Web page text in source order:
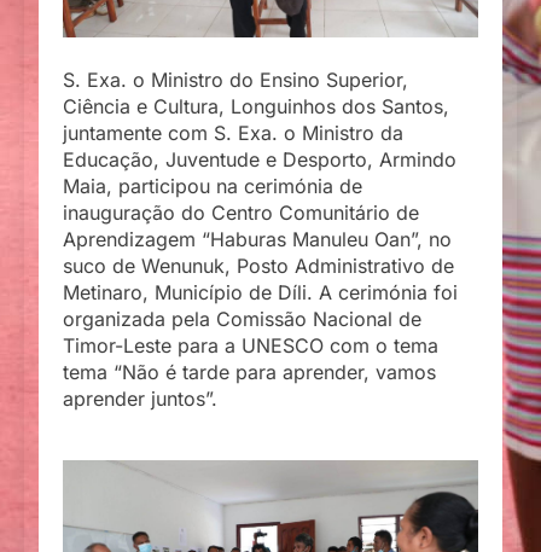
S. Exa. o Ministro do Ensino Superior,
Ciência e Cultura, Longuinhos dos Santos,
juntamente com S. Exa. o Ministro da
Educação, Juventude e Desporto, Armindo
Maia, participou na cerimónia de
inauguração do Centro Comunitário de
Aprendizagem “Haburas Manuleu Oan”, no
suco de Wenunuk, Posto Administrativo de
Metinaro, Município de Díli. A cerimónia foi
organizada pela Comissão Nacional de
Timor-Leste para a UNESCO com o tema
tema “Não é tarde para aprender, vamos
aprender juntos”.